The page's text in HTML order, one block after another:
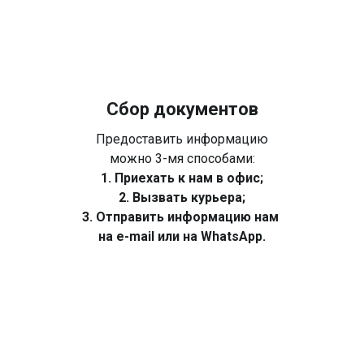
Сбор документов
Предоставить информацию
можно 3-мя способами:
1. Приехать к нам в офис;
2. Вызвать курьера;
3. Отправить информацию нам
на e-mail или на WhatsApp.